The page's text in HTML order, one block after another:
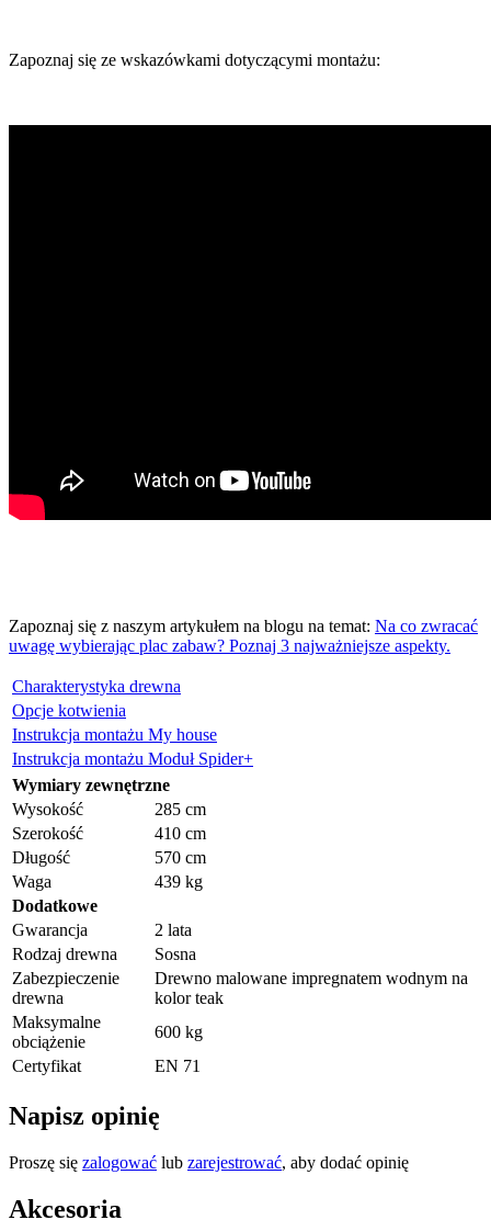
Zapoznaj się ze wskazówkami dotyczącymi montażu:
Zapoznaj się z naszym artykułem na blogu na temat: Na co zwracać
uwagę wybierając plac zabaw? Poznaj 3 najważniejsze aspekty.
Charakterystyka drewna
Opcje kotwienia
Instrukcja montażu My house
Instrukcja montażu Moduł Spider+
Wymiary zewnętrzne
Wysokość
285 cm
Szerokość
410 cm
Długość
570 cm
Waga
439 kg
Dodatkowe
Gwarancja
2 lata
Rodzaj drewna
Sosna
Zabezpieczenie
drewna
Drewno malowane impregnatem wodnym na
kolor teak
Maksymalne
obciążenie
600 kg
Certyfikat
EN 71
Napisz opinię
Proszę się zalogować lub zarejestrować, aby dodać opinię
Akcesoria